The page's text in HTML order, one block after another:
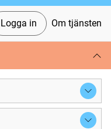
Logga in Om tjänsten